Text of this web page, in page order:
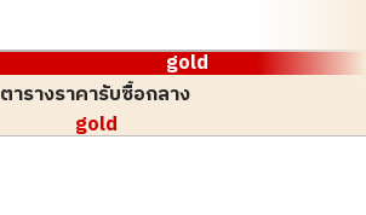
gold
ตารางราคารับซื้อกลาง
gold